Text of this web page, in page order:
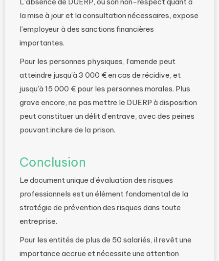
la mise à jour et la consultation nécessaires, expose
l’employeur à des sanctions financières
importantes.
Pour les personnes physiques, l’amende peut
atteindre jusqu’à 3 000 € en cas de récidive, et
jusqu’à 15 000 € pour les personnes morales. Plus
grave encore, ne pas mettre le DUERP à disposition
peut constituer un délit d’entrave, avec des peines
pouvant inclure de la prison.
Conclusion
Le document unique d’évaluation des risques
professionnels est un élément fondamental de la
stratégie de prévention des risques dans toute
entreprise.
Pour les entités de plus de 50 salariés, il revêt une
importance accrue et nécessite une attention